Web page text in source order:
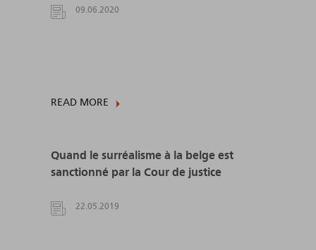
09.06.2020
READ MORE
Quand le surréalisme à la belge est
sanctionné par la Cour de justice
22.05.2019